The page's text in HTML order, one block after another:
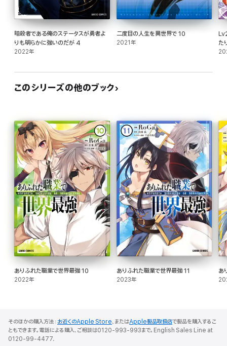
暗殺者である俺のステータスが勇者よ
りも明らかに強いのだが 4
2022年
二度目の人生を異世界で 10
2021年
た
このシリーズの他のブック
ありふれた職業で世界最強 10
2022年
ありふれた職業で世界最強 11
2023年
あ
そのほかの購入方法： お近くのApple Store、またはApple製品取扱店で製品を購入するこ
ともできます。電話による購入、ご相談は0120-993-993まで。English Sales Line at
0120-99-4477.